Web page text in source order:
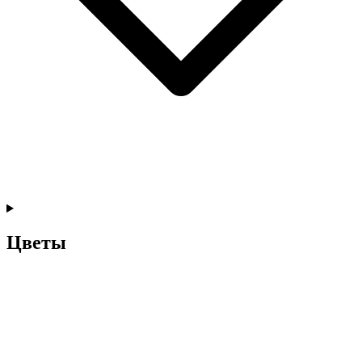
Цветы